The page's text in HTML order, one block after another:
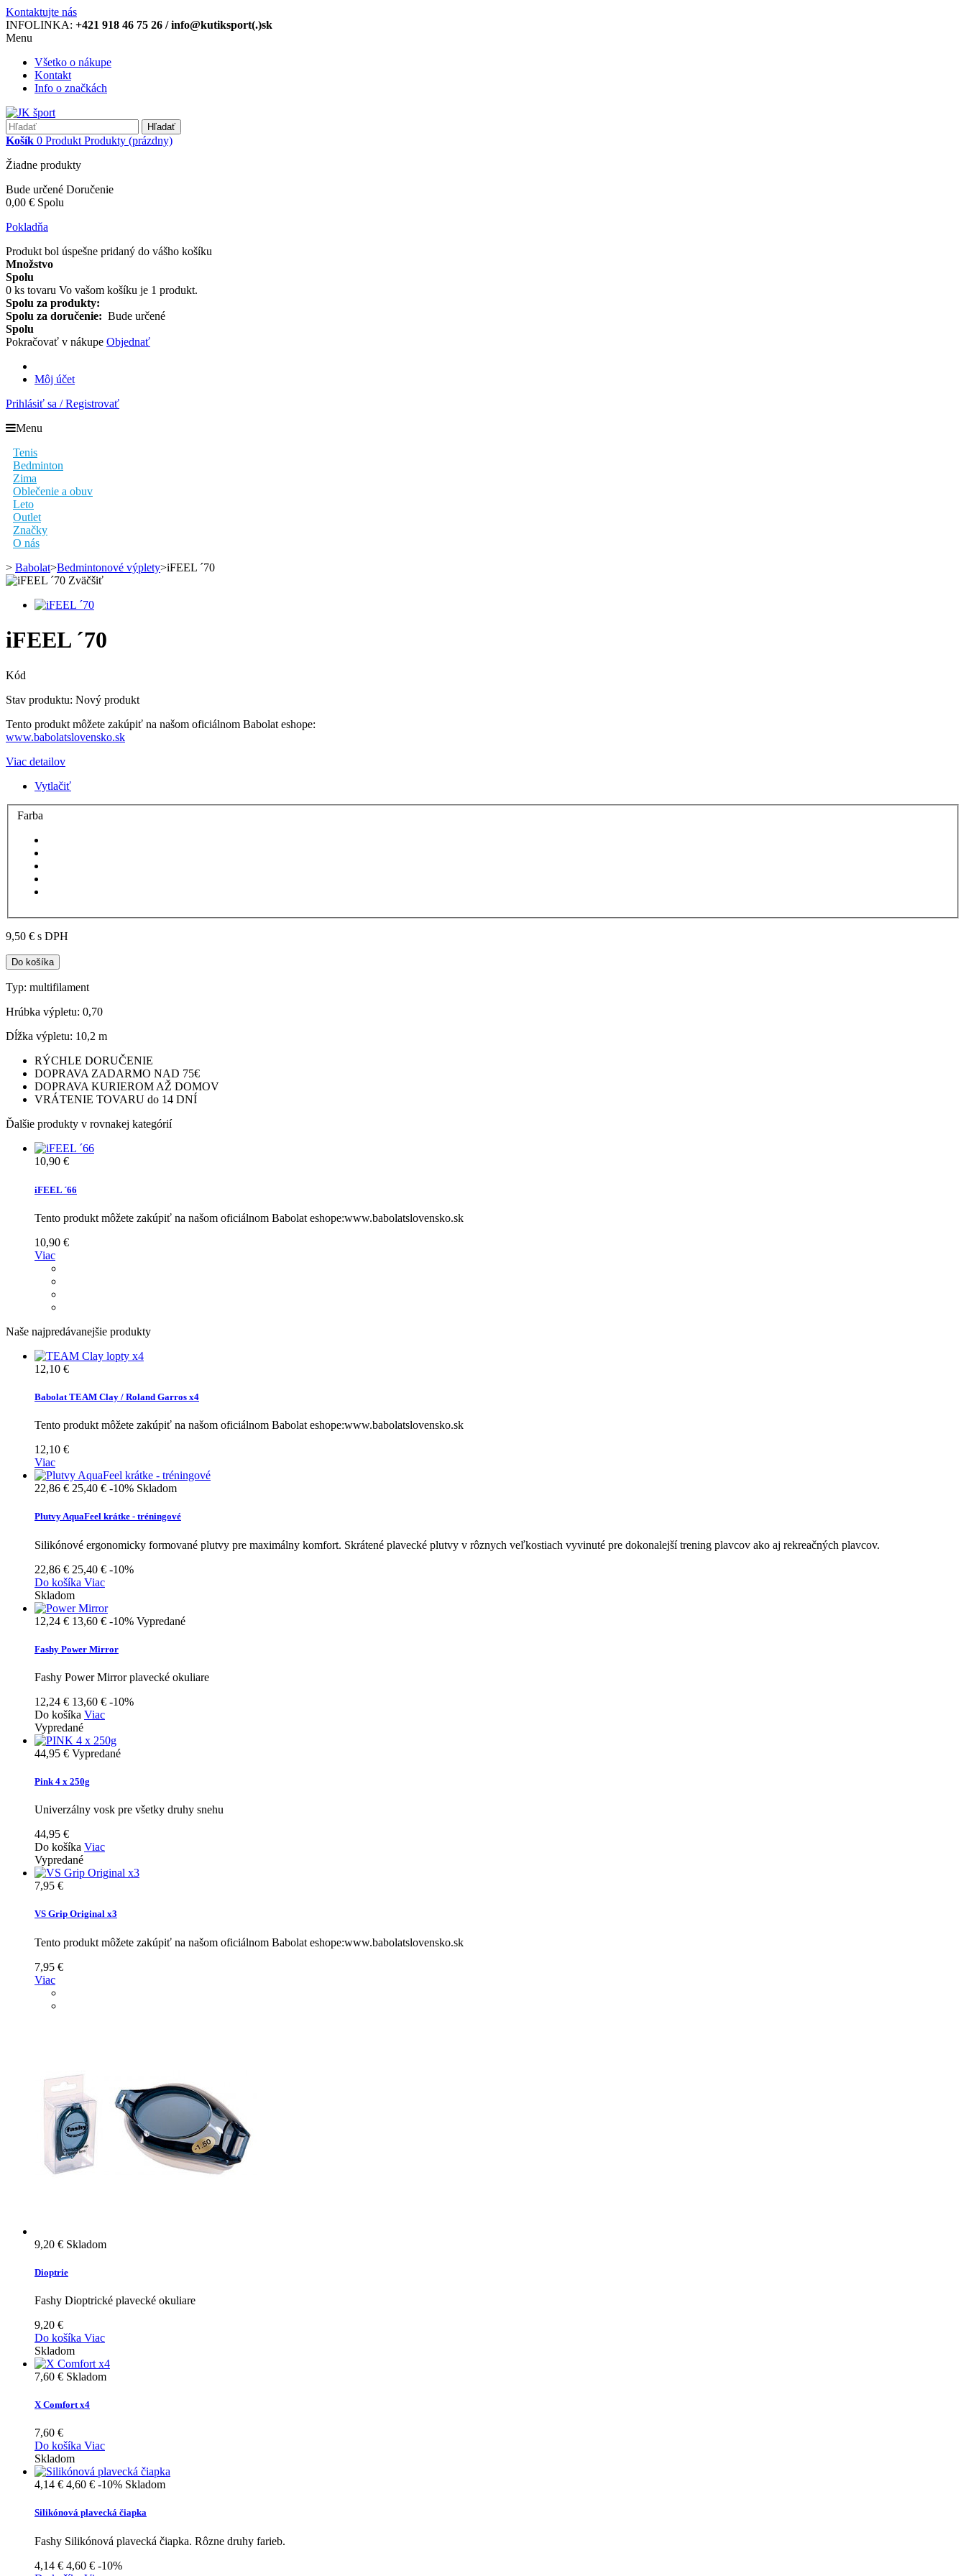
Kontaktujte nás
INFOLINKA: +421 918 46 75 26 / info@kutiksport(.)sk
Menu
Všetko o nákupe
Kontakt
Info o značkách
Hľadať
Košík 0 Produkt Produkty (prázdny)
Žiadne produkty
Bude určené Doručenie
0,00 € Spolu
Pokladňa
Produkt bol úspešne pridaný do vášho košíku
Množstvo
Spolu
0 ks tovaru Vo vašom košíku je 1 produkt.
Spolu za produkty:
Spolu za doručenie: Bude určené
Spolu
Pokračovať v nákupe Objednať
Môj účet
Prihlásiť sa / Registrovať
Menu
Tenis
Bedminton
Zima
Oblečenie a obuv
Leto
Outlet
Značky
O nás
> Babolat>Bedmintonové výplety>iFEEL ´70
Zväčšiť
iFEEL ´70
Kód
Stav produktu: Nový produkt
Tento produkt môžete zakúpiť na našom oficiálnom Babolat eshope:
www.babolatslovensko.sk
Viac detailov
Vytlačiť
Farba
9,50 € s DPH
Do košíka
Typ: multifilament
Hrúbka výpletu: 0,70
Dĺžka výpletu: 10,2 m
RÝCHLE DORUČENIE
DOPRAVA ZADARMO NAD 75€
DOPRAVA KURIEROM AŽ DOMOV
VRÁTENIE TOVARU do 14 DNÍ
Ďalšie produkty v rovnakej kategórií
10,90 €
iFEEL ´66
Tento produkt môžete zakúpiť na našom oficiálnom Babolat eshope:www.babolatslovensko.sk
10,90 €
Viac
Naše najpredávanejšie produkty
12,10 €
Babolat TEAM Clay / Roland Garros x4
Tento produkt môžete zakúpiť na našom oficiálnom Babolat eshope:www.babolatslovensko.sk
12,10 €
Viac
22,86 € 25,40 € -10% Skladom
Plutvy AquaFeel krátke - tréningové
Silikónové ergonomicky formované plutvy pre maximálny komfort. Skrátené plavecké plutvy v rôznych veľkostiach vyvinuté pre dokonalejší trening plavcov ako aj rekreačných plavcov.
22,86 € 25,40 € -10%
Do košíka Viac
Skladom
12,24 € 13,60 € -10% Vypredané
Fashy Power Mirror
Fashy Power Mirror plavecké okuliare
12,24 € 13,60 € -10%
Do košíka Viac
Vypredané
44,95 € Vypredané
Pink 4 x 250g
Univerzálny vosk pre všetky druhy snehu
44,95 €
Do košíka Viac
Vypredané
7,95 €
VS Grip Original x3
Tento produkt môžete zakúpiť na našom oficiálnom Babolat eshope:www.babolatslovensko.sk
7,95 €
Viac
9,20 € Skladom
Dioptrie
Fashy Dioptrické plavecké okuliare
9,20 €
Do košíka Viac
Skladom
7,60 € Skladom
X Comfort x4
7,60 €
Do košíka Viac
Skladom
4,14 € 4,60 € -10% Skladom
Silikónová plavecká čiapka
Fashy Silikónová plavecká čiapka. Rôzne druhy farieb.
4,14 € 4,60 € -10%